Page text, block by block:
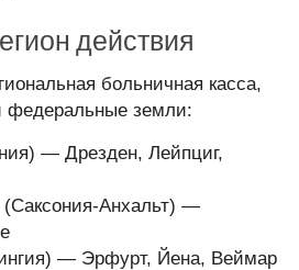
действия
больничная касса,
земли:
— Дрезден, Лейпциг,
(Саксония-Анхальт) —
— Эрфурт, Йена, Веймар